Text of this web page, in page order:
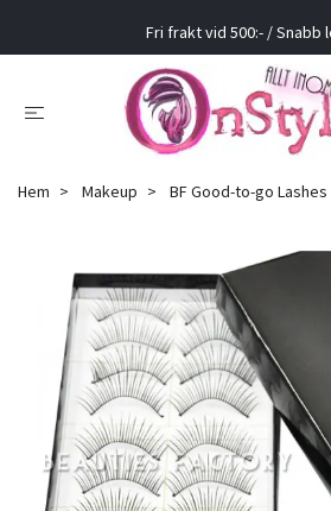
Fri frakt vid 500:- / Snabb
Hem Makeup BF Good-to-go Lashes